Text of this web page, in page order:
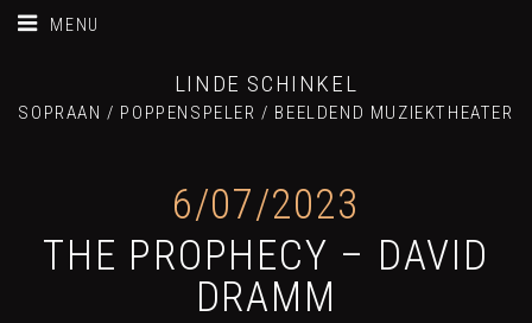
MENU
LINDE SCHINKEL
SOPRAAN / POPPENSPELER / BEELDEND MUZIEKTHEATER
6/07/2023
THE PROPHECY – DAVID
DRAMM